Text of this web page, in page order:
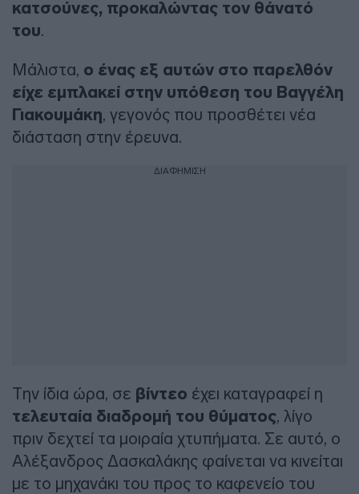
κατσούνες, προκαλώντας τον θάνατό
του.
Mάλιστα, ο ένας εξ αυτών στο παρελθόν
είχε εμπλακεί στην υπόθεση του Βαγγέλη
Γιακουμάκη, γεγονός που προσθέτει νέα
διάσταση στην έρευνα.
ΔΙΑΦΗΜΙΣΗ
Την ίδια ώρα, σε βίντεο έχει καταγραφεί η
τελευταία διαδρομή του θύματος, λίγο
πριν δεχτεί τα μοιραία χτυπήματα. Σε αυτό, ο
Αλέξανδρος Δασκαλάκης φαίνεται να κινείται
με το μηχανάκι του προς το καφενείο του